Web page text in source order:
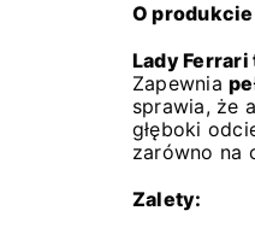
O produkcie
Lady
Zapewnia
sprawia, że
głęboki
zarówno na
Zalety: